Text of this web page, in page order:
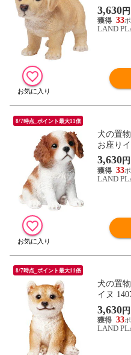
レトリ
ーナメ
デン ガ
3,630円
33
LAND
8/7時点_ポイント最大11倍
犬の置
お座り
ニエル
ント 動
ガーデ
3,630円
33
LAND
8/7時点_ポイント最大11倍
犬の置
イヌ
マメシ
メント
ガーデ
3,630円
33
LAND